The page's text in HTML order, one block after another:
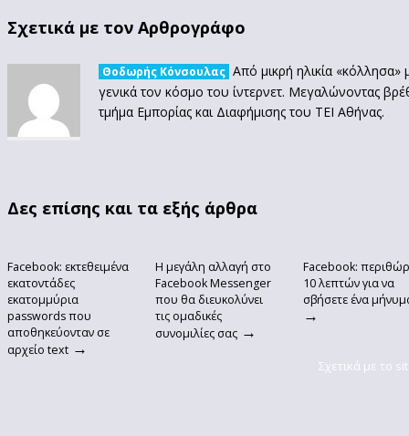
Σχετικά με τον Αρθρογράφο
Θοδωρής Κόνσουλας Από μικρή ηλικία «κόλλησα»
γενικά τον κόσμο του ίντερνετ. Μεγαλώνοντας
τμήμα Εμπορίας και Διαφήμισης του ΤΕΙ Αθήνας.
Δες επίσης και τα εξής άρθρα
Facebook: εκτεθειμένα
εκατοντάδες
εκατομμύρια
passwords που
αποθηκεύονταν σε
αρχείο text →
Η μεγάλη αλλαγή στο
Facebook Messenger
που θα διευκολύνει
τις ομαδικές
συνομιλίες σας →
Facebook:
10 λεπτών για να
σβήσετε ένα
→
Σχετικά με το